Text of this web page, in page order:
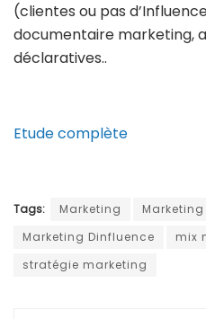
(clientes ou pas
documentaire marketing,
déclaratives..
Etude complète
Tags: Marketing
Marketing Dinfluence
mix
stratégie marketing